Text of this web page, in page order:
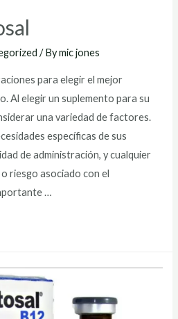
/ Bymic jones
para elegir el mejor
Al elegir un suplemento para su
una variedad de factores.
específicas de sus
de administración, y cualquier
riesgo asociado con el
…